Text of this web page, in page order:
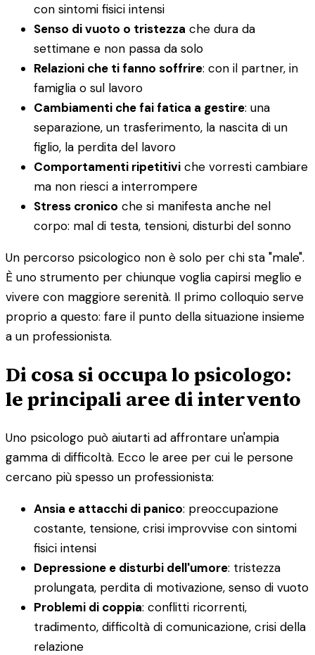
con sintomi fisici intensi
Senso di vuoto o tristezza che dura da
settimane e non passa da solo
Relazioni che ti fanno soffrire: con il partner, in
famiglia o sul lavoro
Cambiamenti che fai fatica a gestire: una
separazione, un trasferimento, la nascita di un
figlio, la perdita del lavoro
Comportamenti ripetitivi che vorresti cambiare
ma non riesci a interrompere
Stress cronico che si manifesta anche nel
corpo: mal di testa, tensioni, disturbi del sonno
Un percorso psicologico non è solo per chi sta "male".
È uno strumento per chiunque voglia capirsi meglio e
vivere con maggiore serenità. Il primo colloquio serve
proprio a questo: fare il punto della situazione insieme
a un professionista.
Di cosa si occupa lo psicologo:
le principali aree di intervento
Uno psicologo può aiutarti ad affrontare un'ampia
gamma di difficoltà. Ecco le aree per cui le persone
cercano più spesso un professionista:
Ansia e attacchi di panico: preoccupazione
costante, tensione, crisi improvvise con sintomi
fisici intensi
Depressione e disturbi dell'umore: tristezza
prolungata, perdita di motivazione, senso di vuoto
Problemi di coppia: conflitti ricorrenti,
tradimento, difficoltà di comunicazione, crisi della
relazione